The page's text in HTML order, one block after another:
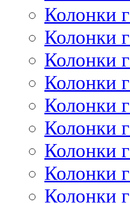
Колонки
Колонки
Колонки
Колонки
Колонки
Колонки
Колонки
Колонки
Колонки